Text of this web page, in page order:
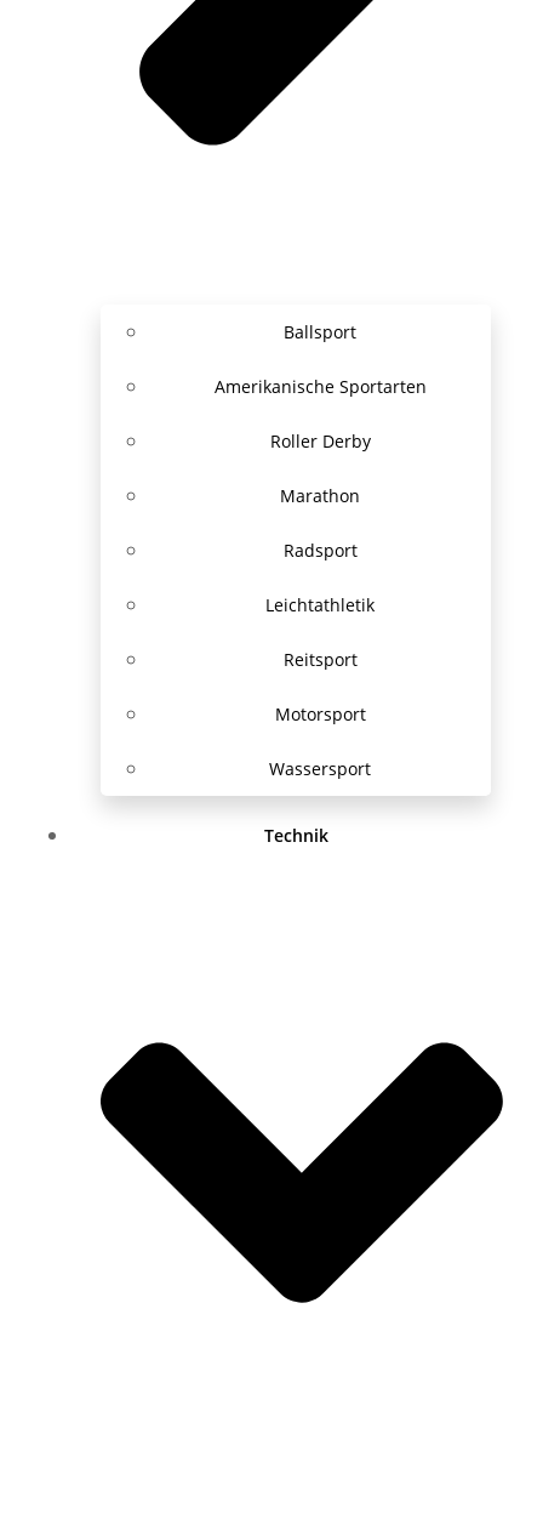
Ballsport
Amerikanische Sportarten
Roller Derby
Marathon
Radsport
Leichtathletik
Reitsport
Motorsport
Wassersport
Technik